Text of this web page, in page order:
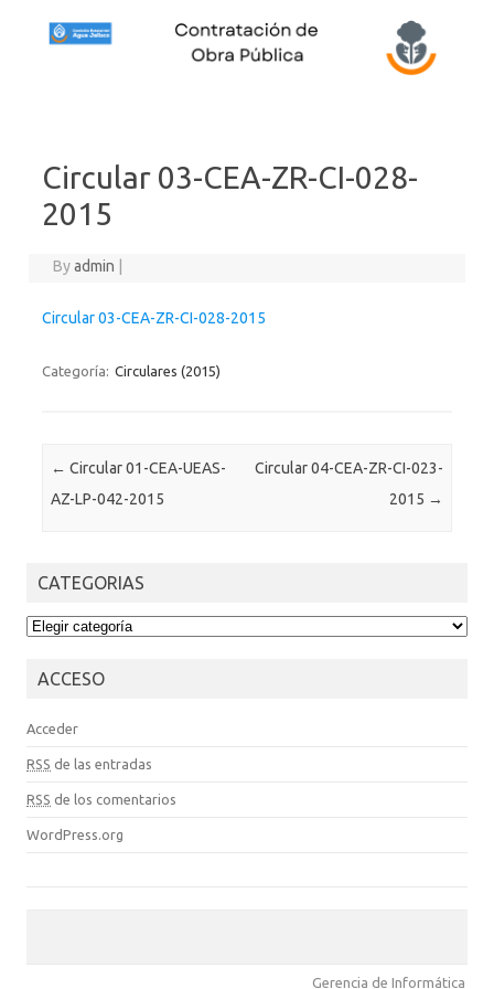
Circular 03-CEA-ZR-CI-028-
2015
Byadmin
Circular 03-CEA-ZR-CI-028-2015
Categoría: Circulares (2015)
Post navigation
← Circular 01-CEA-UEAS-
AZ-LP-042-2015
Circular 04-CEA-ZR-CI-023-
2015 →
CATEGORIAS
CATEGORIAS
ACCESO
Acceder
RSS de las entradas
RSS de los comentarios
WordPress.org
Gerencia de Informática